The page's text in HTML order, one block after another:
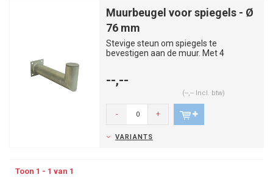
Muurbeugel voor spiegels - Ø
76 mm
Stevige steun om spiegels te
bevestigen aan de muur. Met 4
--,--
(--,-- Incl. btw)
- +
VARIANTS
Toon 1 - 1 van 1